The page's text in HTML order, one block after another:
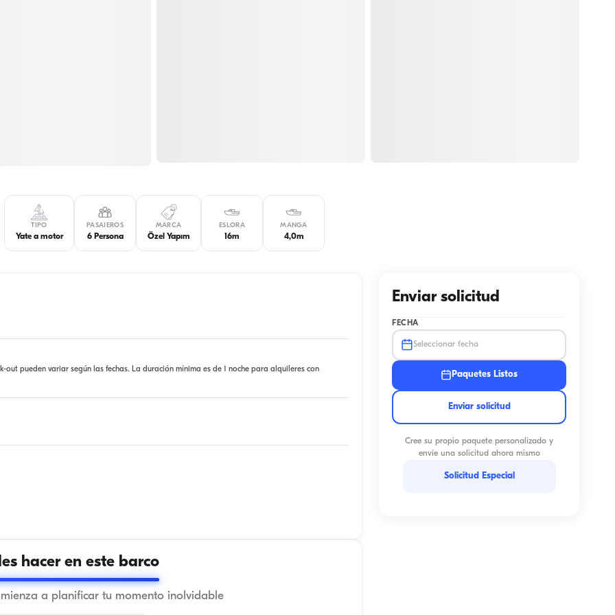
TIPO
Yate a motor
PASAJEROS
6 Persona
MARCA
Özel Yapım
ESLORA
16m
MANGA
4,0m
pueden variar según las fechas. La duración mínima es de 1 noche para alquileres con
hacer en este barco
a planificar tu momento inolvidable
Enviar solicitud
FECHA
Seleccionar fecha
Paquetes Listos
Enviar solicitud
Cree su propio paquete personalizado y
envíe una solicitud ahora mismo
Solicitud Especial